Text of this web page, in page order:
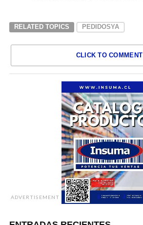
RELATED TOPICS PEDIDOSYA
CLICK TO COMMENT
ADVERTISEMENT